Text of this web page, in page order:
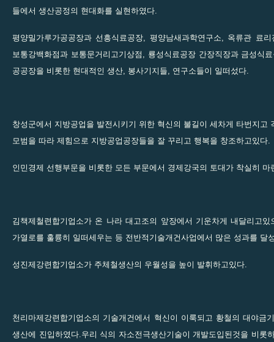
들에서 생산공정의 현대화를 실현하였다.
평양밀가루가공공장과 선흥식료공장, 평양남새과학연구소, 옥류관 료
보통강백화점과 보통문거리고기상점, 룡성식료공장 간장직장과 금성식
공공장을 비롯한 현대적인 생산, 봉사기지들, 연구소들이 일떠섰다.
창성군에서 지방공업을 발전시키기 위한 혁신의 불길이 세차게 타번지고
모범을 따라 제힘으로 지방공업공장들을 잘 꾸리고 행복을 창조하고있다.
인민경제 선행부문을 비롯한 모든 부문에서 경제강국의 토대가 착실히 마
김책제철련합기업소가 온 나라 대고조의 앞장에서 기운차게 내달리고있
가열로를 훌륭히 일떠세우는 등 전반적기술개건사업에서 많은 성과를 달
성진제강련합기업소가 주체철생산의 우월성을 높이 발휘하고있다.
천리마제강련합기업소의 기술개건에서 혁신이 이룩되고 황철의 대야금
생산에 진입하였다.우리 식의 자소전극생산기술이 개발도입된것을 비롯